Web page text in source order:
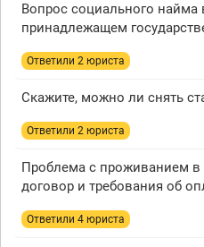
Вопрос социального
принадлежащем
Ответили 2 юристa
Скажите, можно ли снять
Ответили 2 юристa
Проблема с проживанием
договор и требования об
Ответили 4 юристa